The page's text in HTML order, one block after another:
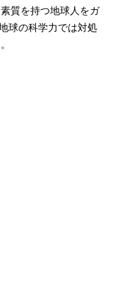
質を持つ地球人をガ
球の科学力では対処